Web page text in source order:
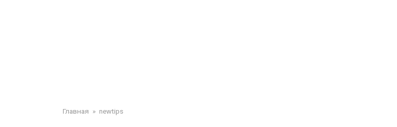
Главная » newtips